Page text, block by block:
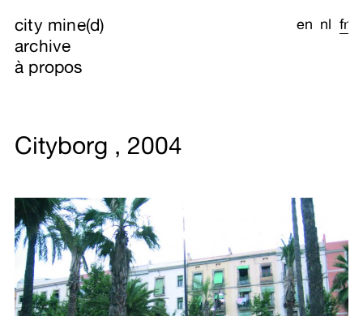
city mine(d)
archive
à propos
en nl fr
Cityborg , 2004